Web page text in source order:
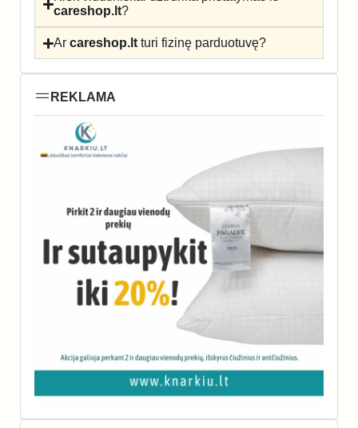
careshop.lt?
Arcareshop.lt turi fizinę parduotuvę?
REKLAMA